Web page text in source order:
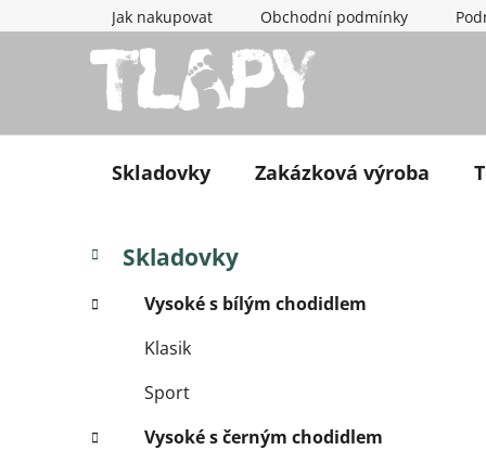
Přejít na obsahJak nakupovat Obchodní podmínky
Skladovky Zakázková výroba
Postranní panel
Přeskočit kategorie
Kategorie
Skladovky
Vysoké s bílým chodidlem
Klasik
Sport
Vysoké s černým chodidlem